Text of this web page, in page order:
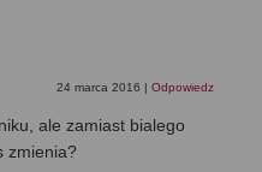
24 marca 2016 | Odpowiedz
ale zamiast bialego
zmienia?